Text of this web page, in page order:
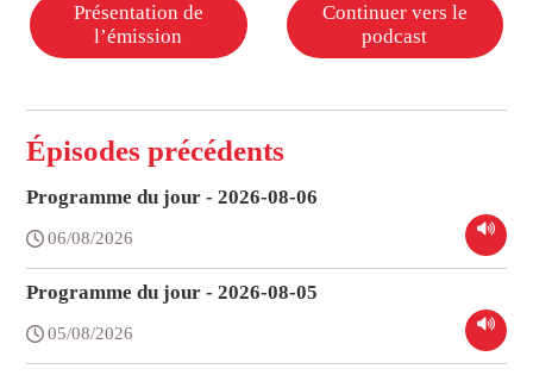
Présentation de
l’émission
Continuer vers le
podcast
Épisodes précédents
Programme du jour - 2026-08-06
06/08/2026
Programme du jour - 2026-08-05
05/08/2026